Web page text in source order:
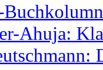
Ahuja: